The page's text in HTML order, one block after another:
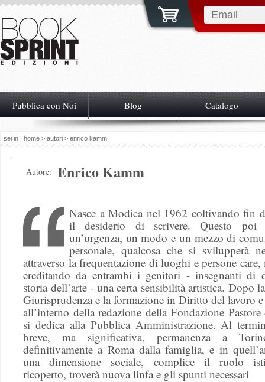
Pubblica con Noi Blog Catalogo
sei in : home > autori > enrico kamm
Autore: Enrico Kamm
Nasce a Modica nel 1962 coltivando fin
il desiderio di scrivere. Questo poi
un’urgenza, un modo e un mezzo di
personale, qualcosa che si svilupperà
attraverso la frequentazione di luoghi e persone care,
ereditando da entrambi i genitori - insegnanti di
storia dell’arte - una certa sensibilità artistica. Dopo
Giurisprudenza e la formazione in Diritto del lavoro e
all’interno della redazione della Fondazione
si dedica alla Pubblica Amministrazione. Al
breve, ma significativa, permanenza a
definitivamente a Roma dalla famiglia, e in
una dimensione sociale, complice il ruolo
ricoperto, troverà nuova linfa e gli spunti necessari